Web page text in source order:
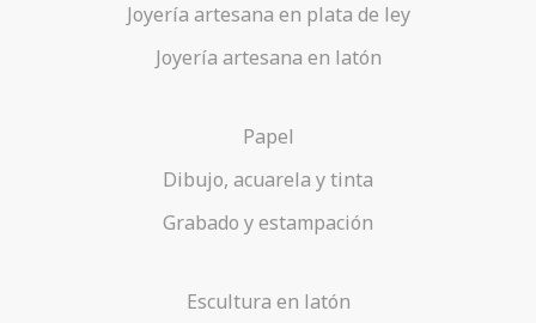
Joyería artesana en plata de ley
Joyería artesana en latón
Papel
Dibujo, acuarela y tinta
Grabado y estampación
Escultura en latón